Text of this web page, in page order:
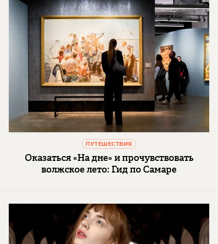
ПУТЕШЕСТВИЯ
Оказаться «На дне» и прочувствовать
волжское лето: Гид по Самаре